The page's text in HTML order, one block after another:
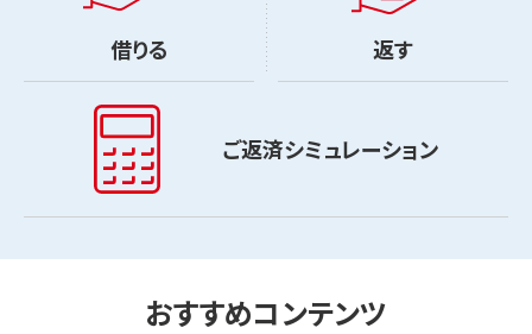
借りる 返す
ご返済シミュレーション
おすすめコンテンツ